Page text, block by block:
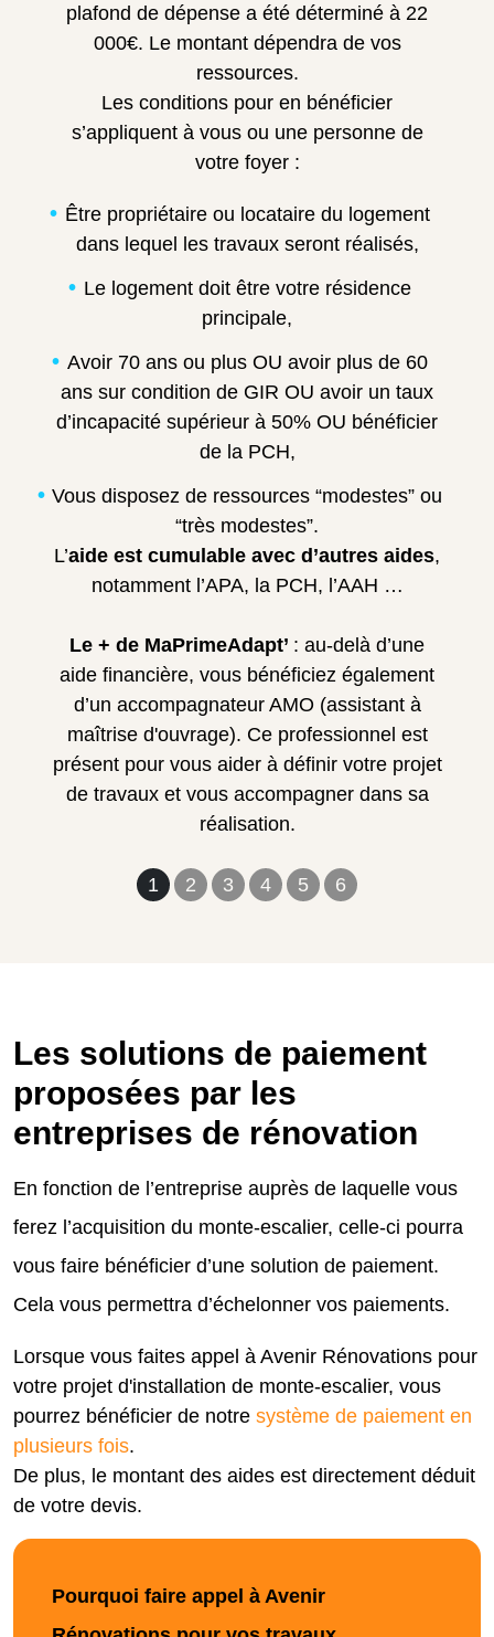
1 2 3 4 5 6
plafond de dépense a été déterminé à 22
000€. Le montant dépendra de vos
ressources.
Les conditions pour en bénéficier
s’appliquent à vous ou une personne de
votre foyer :
Être propriétaire ou locataire du logement
dans lequel les travaux seront réalisés,
Le logement doit être votre résidence
principale,
Avoir 70 ans ou plus OU avoir plus de 60
ans sur condition de GIR OU avoir un taux
d’incapacité supérieur à 50% OU bénéficier
de la PCH,
Vous disposez de ressources “modestes” ou
“très modestes”.
L’aide est cumulable avec d’autres aides,
notamment l’APA, la PCH, l’AAH …
Le + de MaPrimeAdapt’ : au-delà d’une
aide financière, vous bénéficiez également
d’un accompagnateur AMO (assistant à
maîtrise d'ouvrage). Ce professionnel est
présent pour vous aider à définir votre projet
de travaux et vous accompagner dans sa
réalisation.
Les solutions de paiement
proposées par les
entreprises de rénovation
En fonction de l’entreprise auprès de laquelle vous
ferez l’acquisition du monte-escalier, celle-ci pourra
vous faire bénéficier d’une solution de paiement.
Cela vous permettra d’échelonner vos paiements.
Lorsque vous faites appel à Avenir Rénovations pour
votre projet d'installation de monte-escalier, vous
pourrez bénéficier de notre système de paiement en
plusieurs fois.
De plus, le montant des aides est directement déduit
de votre devis.
Pourquoi faire appel à Avenir